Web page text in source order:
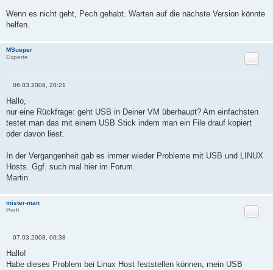
Wenn es nicht geht, Pech gehabt. Warten auf die nächste Version könnte
helfen.
MSueper
Experte
Zitat
e
i
t
a
g
06.03.2008, 20:21
Hallo,
nur eine Rückfrage: geht USB in Deiner VM überhaupt? Am einfachsten
testet man das mit einem USB Stick indem man ein File drauf kopiert
oder davon liest.
In der Vergangenheit gab es immer wieder Probleme mit USB und LINUX
Hosts. Ggf. such mal hier im Forum.
Martin
mister-man
Profi
Zitat
e
i
t
07.03.2008, 00:38
Hallo!
Habe dieses Problem bei Linux Host feststellen können, mein USB